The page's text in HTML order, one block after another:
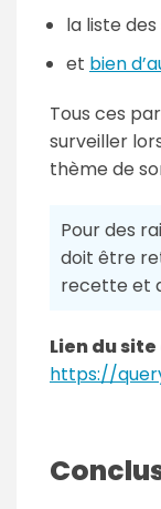
la liste
et bien
Tous ces
surveiller
thème de
Pour des
doit être
recette et
Lien du
https://